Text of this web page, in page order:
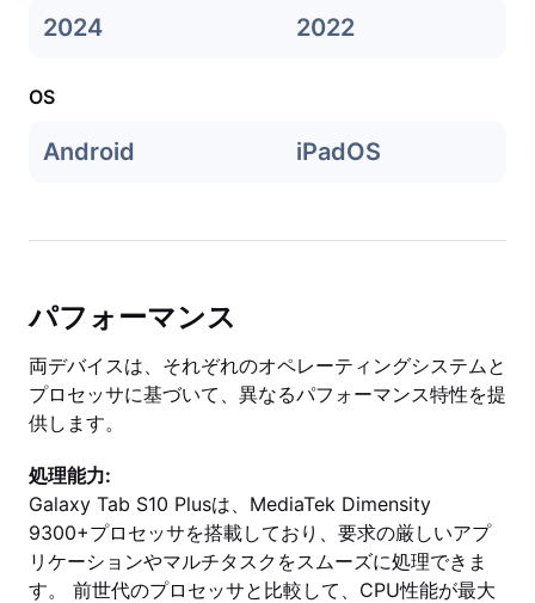
2024 2022
OS
Android iPadOS
パフォーマンス
両デバイスは、それぞれのオペレーティングシステムと
プロセッサに基づいて、異なるパフォーマンス特性を提
供します。
処理能力:
Galaxy Tab S10 Plusは、MediaTek Dimensity
9300+プロセッサを搭載しており、要求の厳しいアプ
リケーションやマルチタスクをスムーズに処理できま
す。 前世代のプロセッサと比較して、CPU性能が最大